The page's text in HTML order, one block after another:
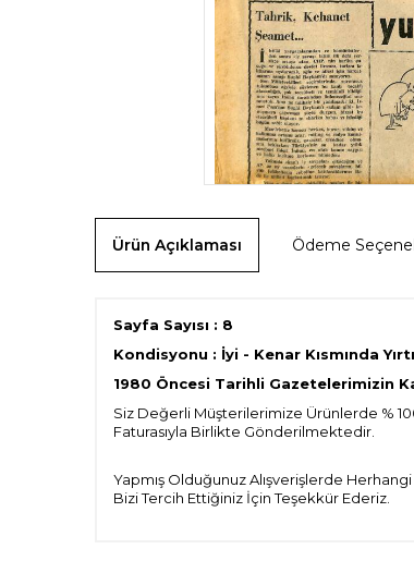
Ürün Açıklaması Ödeme
Sayfa Sayısı : 8
Kondisyonu : İyi - Kenar Kısmında
1980 Öncesi Tarihli Gazetelerimizin
Siz Değerli Müşterilerimize Ürünlerde %
Faturasıyla Birlikte Gönderilmektedir.
Yapmış Olduğunuz Alışverişlerde
Bizi Tercih Ettiğiniz İçin Teşekkür Ederiz.